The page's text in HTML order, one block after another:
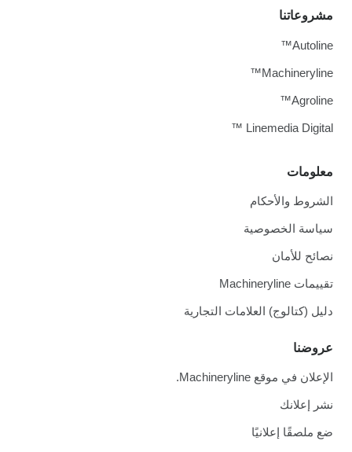
معلومات
الشروط والأحكام
سياسة الخصوصية
نصائح للأمان
تقييمات Machineryline
دليل (كتالوج) العلامات التجارية
عروضنا
الإعلان في موقع Machineryline.
نشر إعلانك
ضع ملصقًا إعلانيًا
مشروعاتنا
Autoline™
Machineryline™
Agroline™
Linemedia Digital ™